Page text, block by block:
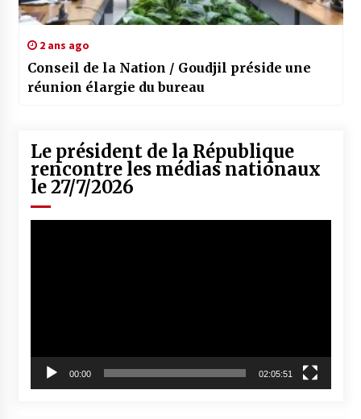
2 ans ago
Conseil de la Nation / Goudjil préside une
réunion élargie du bureau
Le président de la République
rencontre les médias nationaux
le 27/7/2026
00:00 02:05:51